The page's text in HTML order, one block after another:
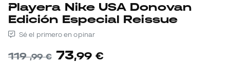
Playera Nike USA Donovan
Edición Especial Reissue
Sé el primero en opinar
119,99 € 73,99 €